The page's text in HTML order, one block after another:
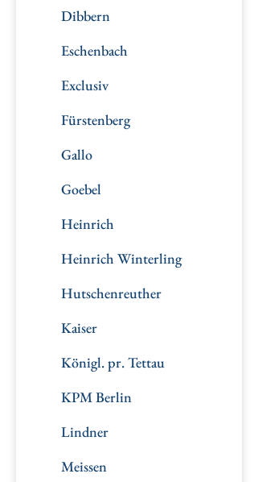
Dibbern
Eschenbach
Exclusiv
Fürstenberg
Gallo
Goebel
Heinrich
Heinrich Winterling
Hutschenreuther
Kaiser
Königl. pr. Tettau
KPM Berlin
Lindner
Meissen